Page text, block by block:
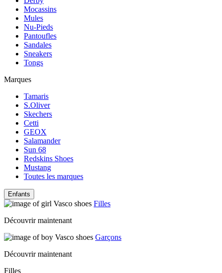
Mocassins
Mules
Nu-Pieds
Pantoufles
Sandales
Sneakers
Tongs
Marques
Tamaris
S.Oliver
Skechers
Cetti
GEOX
Salamander
Sun 68
Redskins Shoes
Mustang
Toutes les marques
Enfants
Filles
Découvrir maintenant
Garçons
Découvrir maintenant
Filles